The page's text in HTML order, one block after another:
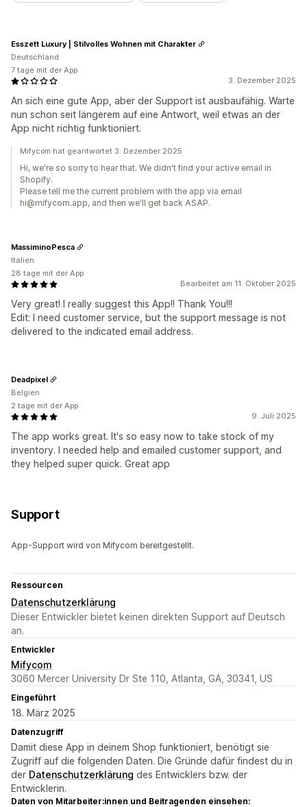
3. Dezember 2025
An sich eine gute App, aber der Support ist ausbaufähig. Warte
nun schon seit längerem auf eine Antwort, weil etwas an der
App nicht richtig funktioniert.
Esszett Luxury | Stilvolles Wohnen mit Charakter
Deutschland
7 tage mit der App
Mifycom hat geantwortet 3. Dezember 2025
Hi, we're so sorry to hear that. We didn't find your active email in
Shopify.
Please tell me the current problem with the app via email
hi@mifycom.app, and then we'll get back ASAP.
Bearbeitet am 11. Oktober 2025
Very great! I really suggest this App!! Thank You!!!
Edit: I need customer service, but the support message is not
delivered to the indicated email address.
MassiminoPesca
Italien
28 tage mit der App
9. Juli 2025
The app works great. It's so easy now to take stock of my
inventory. I needed help and emailed customer support, and
they helped super quick. Great app
Deadpixel
Belgien
2 tage mit der App
Support
App-Support wird von Mifycom bereitgestellt.
Ressourcen
Datenschutzerklärung
Dieser Entwickler bietet keinen direkten Support auf Deutsch
an.
Entwickler
Mifycom
3060 Mercer University Dr Ste 110, Atlanta, GA, 30341, US
Eingeführt
18. März 2025
Datenzugriff
Damit diese App in deinem Shop funktioniert, benötigt sie
Zugriff auf die folgenden Daten. Die Gründe dafür findest du in
der Datenschutzerklärung des Entwicklers bzw. der
Entwicklerin.
Daten von Mitarbeiter:innen und Beitragenden einsehen: